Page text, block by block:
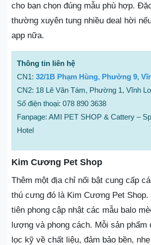
cho bạn chọn đúng mẫu phù hợp.
thường xuyên tung nhiều deal hời
app nữa.
Thông tin liên hệ
CN1: 32/1B Phạm Hùng, Phường 9,
CN2: 18 Lê Văn Tám, Phường 1, Vĩnh
Số điện thoại: 078 890 3638
Fanpage: AMI PET SHOP & Cattery –
Hotel
Kim Cương Pet Shop
Thêm một địa chỉ nổi bật cung cấp
thú cưng đó là Kim Cương Pet Shop.
tiên phong cập nhật các mẫu balo
lượng và phong cách. Mỗi sản phẩm
lọc kỹ về chất liệu, đảm bảo bền,